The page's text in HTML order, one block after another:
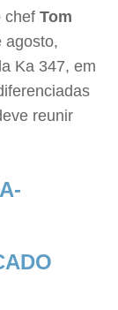
chefTom
agosto,
Ka 347, em
reunir